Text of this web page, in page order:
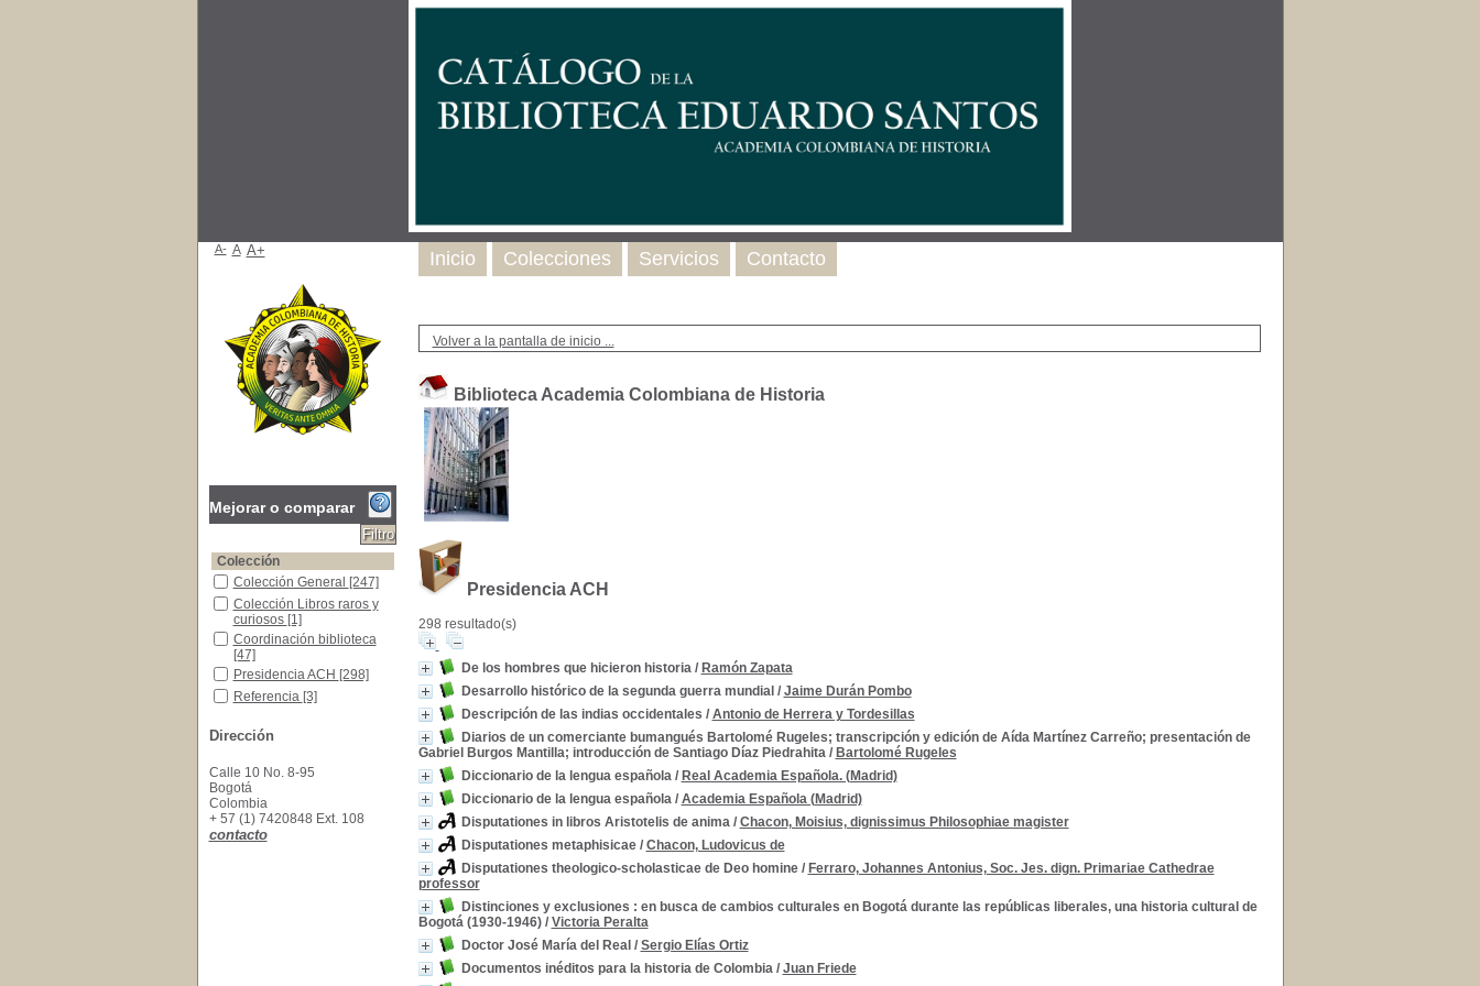
Volver a la pantalla de inicio ...
Biblioteca Academia Colombiana de Historia
Presidencia ACH
298 resultado(s)
De los hombres que hicieron historia/ Ramón Zapata
Desarrollo histórico de la segunda guerra mundial / Jaime Durán Pombo
Descripción de las indias occidentales / Antonio de Herrera y Tordesillas
Diarios de un comerciante bumangués Bartolomé Rugeles; transcripción y edición de Aída Martínez Carreño; presentación de
Gabriel Burgos Mantilla; introducción de Santiago Díaz Piedrahita/ Bartolomé Rugeles
Diccionario de la lengua española/ Real Academia Española. (Madrid)
Diccionario de la lengua española/ Academia Española (Madrid)
Disputationes in libros Aristotelis de anima/ Chacon, Moisius, dignissimus Philosophiae magister
Disputationes metaphisicae/ Chacon, Ludovicus de
Disputationes theologico-scholasticae de Deo homine/ Ferraro, Johannes Antonius, Soc. Jes. dign. Primariae Cathedrae
professor
Distinciones y exclusiones : en busca de cambios culturales en Bogotá durante las repúblicas liberales, una historia cultural de
Bogotá (1930-1946)/ Victoria Peralta
Doctor José María del Real / Sergio Elías Ortiz
Documentos inéditos para la historia de Colombia / Juan Friede
Inicio Colecciones Servicios Contacto
A- A A+
Mejorar o comparar
Colección
Colección General
Colección General [247]
Colección Libros raros y curiosos
Colección Libros raros y
curiosos [1]
Coordinación biblioteca
Coordinación biblioteca
[47]
Presidencia ACH
Presidencia ACH [298]
Referencia
Referencia [3]
Materias
Colombia--Política y gobierno--Siglo XIX
Colombia--Política y
gobierno--Siglo XIX
Colombia -Historia -Guerra de Independencia--1810-1819
Colombia -Historia -
Guerra de Independencia-
-1810-1819
Dirección
Calle 10 No. 8-95
Bogotá
Colombia
+ 57 (1) 7420848 Ext. 108
contacto